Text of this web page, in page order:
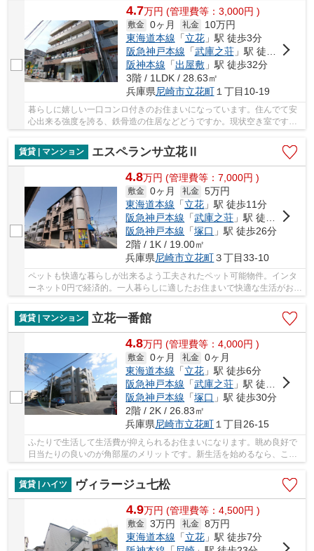
4.7万円 (管理費等：3,000円 )
敷金 0ヶ月 礼金
10万円
東海道本線 「立花」駅 徒歩3分
阪急神戸本線 「武庫之荘」駅 徒歩27分
阪神本線 「出屋敷」駅 徒歩32分
3階 / 1LDK / 28.63㎡
兵庫県尼崎市立花町１丁目10-19
暮らしに嬉しい一口コンロ付きのお住まいになっています。住んでて安
心出来る強度を誇る、鉄骨造の住居などどうですか。現状空き室ですの
賃貸 | マンション
エスペランサ立花Ⅱ
4.8万円 (管理費等：7,000円 )
敷金 0ヶ月 礼金 5万円
東海道本線 「立花 」駅 徒歩11分
阪急神戸本線 「武庫之荘 」駅 徒歩25分
阪急神戸本線 「塚口 」駅 徒歩26分
2階 / 1K / 19.00㎡
兵庫県尼崎市立花町３丁目33-10
ペットも快適な暮らしが出来るよう工夫されたペット可能物件。インタ
ーネット0円で経済的。一人暮らしに適したお住まいで快適な生活がおく
賃貸 | マンション
立花一番館
4.8万円 (管理費等：4,000円 )
敷金 0ヶ月 礼金 0ヶ月
東海道本線 「立花 」駅 徒歩6分
阪急神戸本線 「武庫之荘 」駅 徒歩28分
阪急神戸本線 「塚口 」駅 徒歩30分
2階 / 2K / 26.83㎡
兵庫県尼崎市立花町 １丁目26-15
ふたりで生活して生活費が抑えられるお住まいになります。眺め良好で
日当たりの良いのが角部屋のメリットです。新生活を始めるなら、この
賃貸 | ハイツ
ヴィラージュ七松
4.9万円 (管理費等：4,500円 )
敷金 3万円 礼金 8万円
東海道本線 「立花」駅 徒歩7分